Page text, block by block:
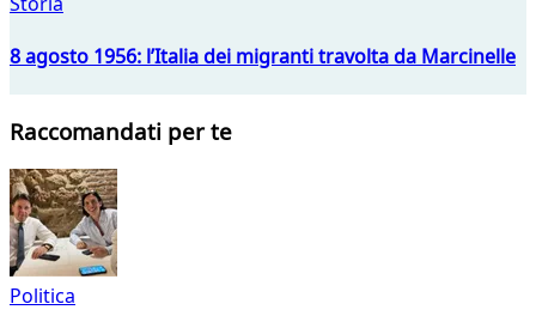
8 agosto 1956: l’Italia dei migranti travolta da Marcinelle
Raccomandati per te
Politica